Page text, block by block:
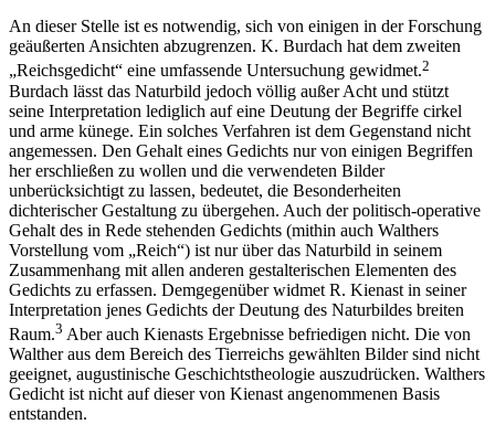
An dieser Stelle ist es notwendig, sich von einigen in der Forschung
geäußerten Ansichten abzugrenzen. K. Burdach hat dem zweiten
„Reichsgedicht“ eine umfassende Untersuchung gewidmet.2
Burdach lässt das Naturbild jedoch völlig außer Acht und stützt
seine Interpretation lediglich auf eine Deutung der Begriffe cirkel
und arme künege. Ein solches Verfahren ist dem Gegenstand nicht
angemessen. Den Gehalt eines Gedichts nur von einigen Begriffen
her erschließen zu wollen und die verwendeten Bilder
unberücksichtigt zu lassen, bedeutet, die Besonderheiten
dichterischer Gestaltung zu übergehen. Auch der politisch-operative
Gehalt des in Rede stehenden Gedichts (mithin auch Walthers
Vorstellung vom „Reich“) ist nur über das Naturbild in seinem
Zusammenhang mit allen anderen gestalterischen Elementen des
Gedichts zu erfassen. Demgegenüber widmet R. Kienast in seiner
Interpretation jenes Gedichts der Deutung des Naturbildes breiten
Raum.3 Aber auch Kienasts Ergebnisse befriedigen nicht. Die von
Walther aus dem Bereich des Tierreichs gewählten Bilder sind nicht
geeignet, augustinische Geschichtstheologie auszudrücken. Walthers
Gedicht ist nicht auf dieser von Kienast angenommenen Basis
entstanden.